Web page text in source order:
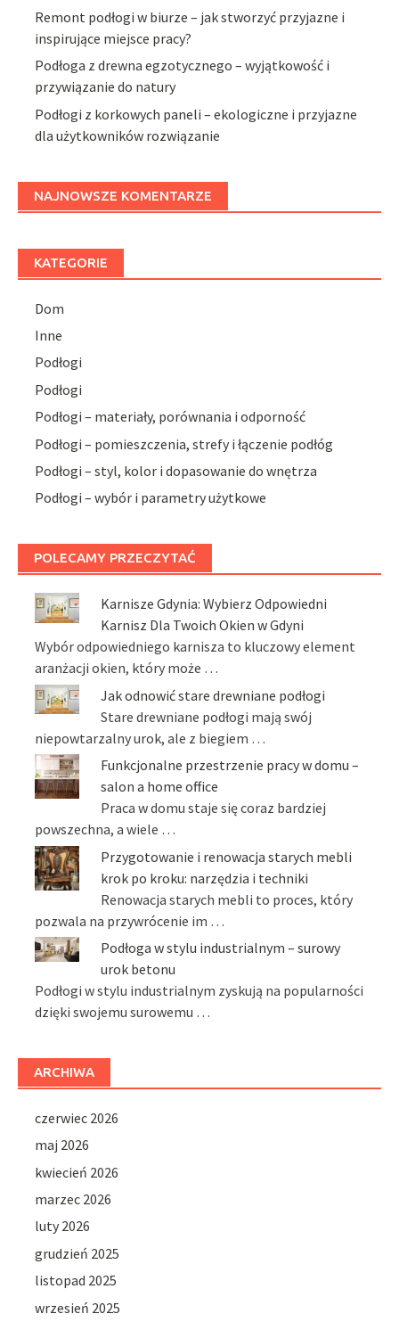
Remont podłogi w biurze – jak stworzyć przyjazne i
inspirujące miejsce pracy?
Podłoga z drewna egzotycznego – wyjątkowość i
przywiązanie do natury
Podłogi z korkowych paneli – ekologiczne i przyjazne
dla użytkowników rozwiązanie
NAJNOWSZE KOMENTARZE
KATEGORIE
Dom
Inne
Podłogi
Podłogi
Podłogi – materiały, porównania i odporność
Podłogi – pomieszczenia, strefy i łączenie podłóg
Podłogi – styl, kolor i dopasowanie do wnętrza
Podłogi – wybór i parametry użytkowe
POLECAMY PRZECZYTAĆ
Karnisze Gdynia: Wybierz Odpowiedni
Karnisz Dla Twoich Okien w Gdyni
Wybór odpowiedniego karnisza to kluczowy element
aranżacji okien, który może …
Jak odnowić stare drewniane podłogi
Stare drewniane podłogi mają swój
niepowtarzalny urok, ale z biegiem …
Funkcjonalne przestrzenie pracy w domu –
salon a home office
Praca w domu staje się coraz bardziej
powszechna, a wiele …
Przygotowanie i renowacja starych mebli
krok po kroku: narzędzia i techniki
Renowacja starych mebli to proces, który
pozwala na przywrócenie im …
Podłoga w stylu industrialnym – surowy
urok betonu
Podłogi w stylu industrialnym zyskują na popularności
dzięki swojemu surowemu …
ARCHIWA
czerwiec 2026
maj 2026
kwiecień 2026
marzec 2026
luty 2026
grudzień 2025
listopad 2025
wrzesień 2025